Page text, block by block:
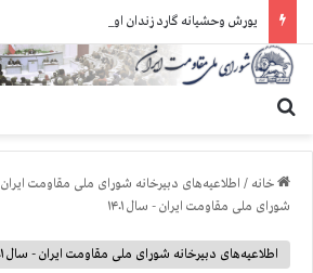
یورش وحشیانه گارد زندان اوین به سالن ۵ بند ۷ و ضرب و شتم زندانیان
خانه / اطلاعیه‌های دبیرخانه شورای ملی مقاومت ایران
شورای ملی مقاومت ایران - سال ۱۴۰۱
اطلاعیه‌های دبیرخانه شورای ملی مقاومت ایران - سال ۱۴۰۱